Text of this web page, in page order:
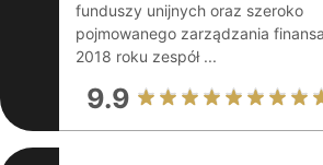
funduszy unijnych oraz szeroko
pojmowanego zarządzania
2018 roku zespół ...
9.9